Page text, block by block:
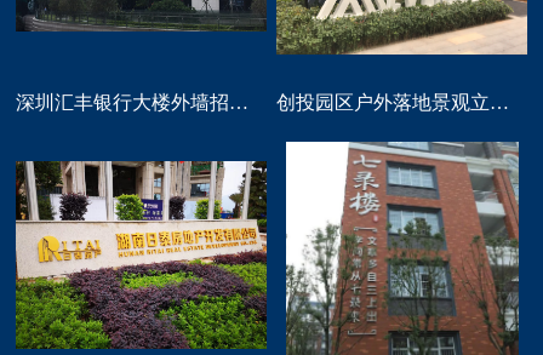
深圳汇丰银行大楼外墙招牌logo标识制作 创投园区户外落地景观立体字大型标识制作